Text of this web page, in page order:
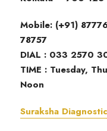
Mobile: (+91)
78757
DIAL : 033 2570
TIME : Tuesday,
Noon
Suraksha Diagnostic